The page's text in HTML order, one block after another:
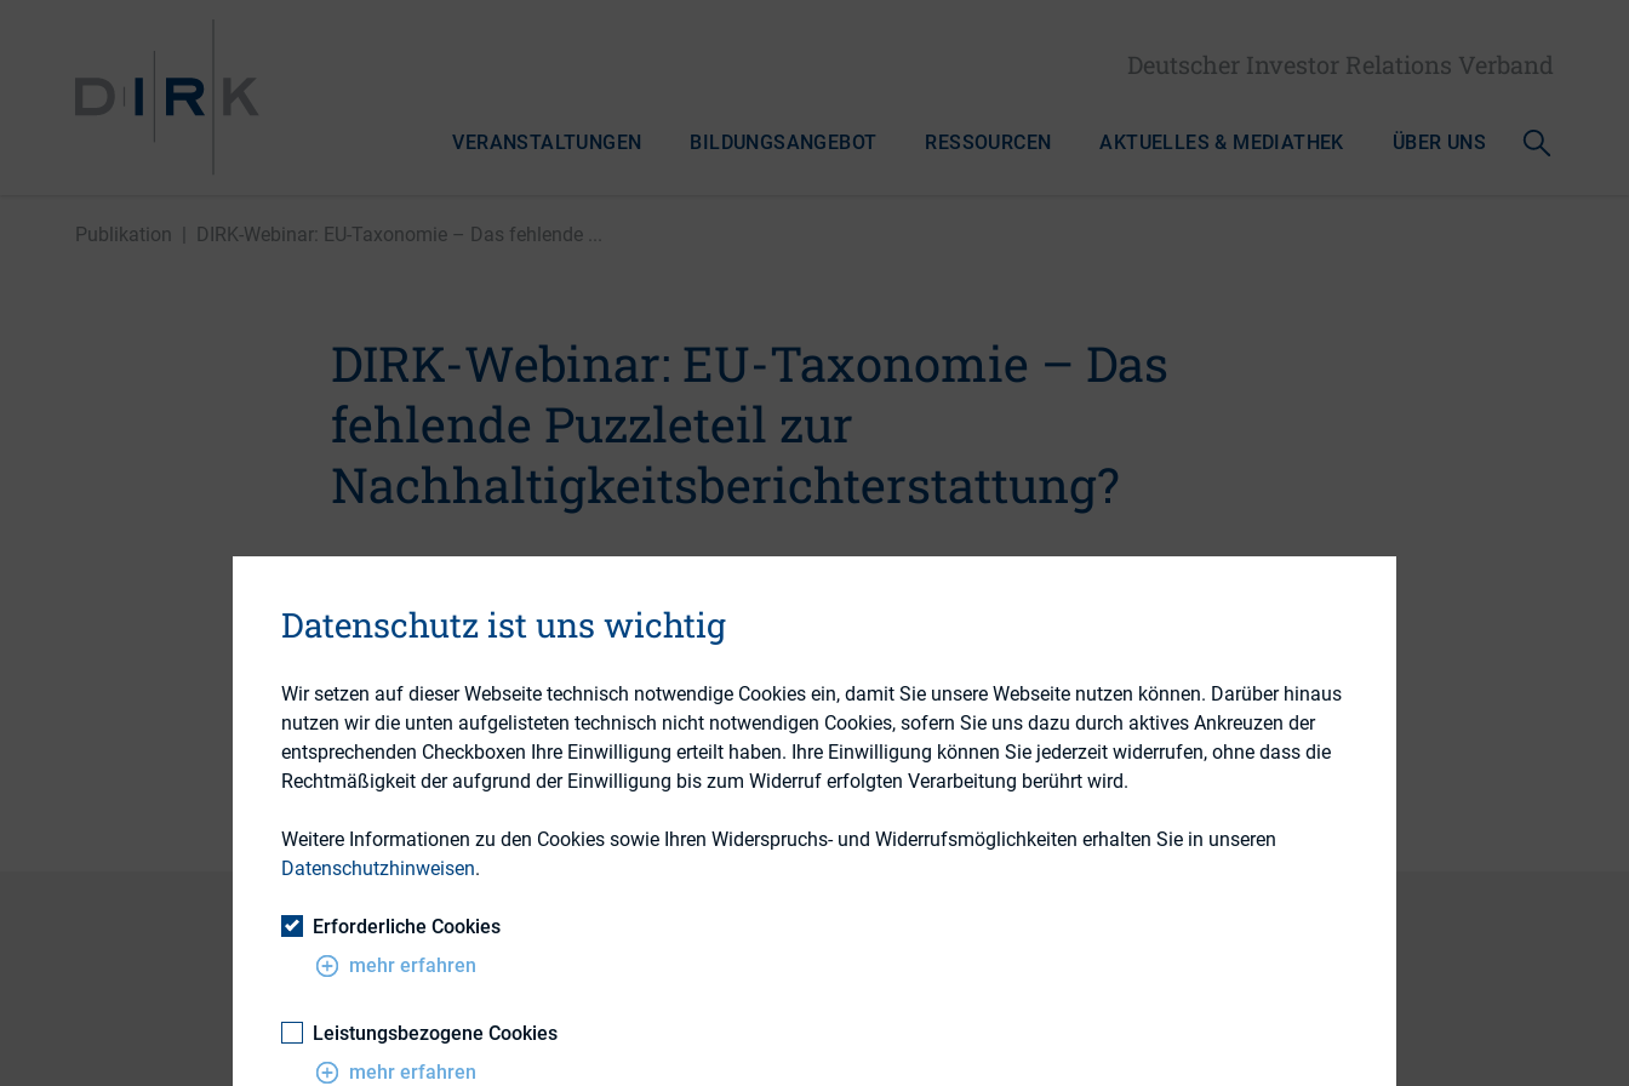
Deutscher Investor Relations Verband
VERANSTALTUNGEN BILDUNGSANGEBOT RESSOURCEN AKTUELLES & MEDIATHEK ÜBER UNS
Publikation DIRK-Webinar: EU-Taxonomie – Das fehlende ...
DIRK-Webinar: EU-Taxonomie – Das
fehlende Puzzleteil zur
Nachhaltigkeitsberichterstattung?
Themengebiete
Berichterstattung, ESG (inkl. Nachhaltigkeit & Governance)
Publikationsform
DIRK-Publikationen
Mit der am 18.06.20 in Kraft getretenen EU-Taxonomie kommen auf Unternehmen sowie
auf Investoren kurzfristig neue Berichtspflichten zu. Prof. Dr. Lopatta und Prof. Dr. Bassen
von der Universität Hamburg geben einen Überblick über die EU-Taxonomie im Kontext
Datenschutz ist uns wichtig
Wir setzen auf dieser Webseite technisch notwendige Cookies ein, damit Sie unsere Webseite nutzen können. Darüber hinaus
nutzen wir die unten aufgelisteten technisch nicht notwendigen Cookies, sofern Sie uns dazu durch aktives Ankreuzen der
entsprechenden Checkboxen Ihre Einwilligung erteilt haben. Ihre Einwilligung können Sie jederzeit widerrufen, ohne dass die
Rechtmäßigkeit der aufgrund der Einwilligung bis zum Widerruf erfolgten Verarbeitung berührt wird.
Weitere Informationen zu den Cookies sowie Ihren Widerspruchs- und Widerrufsmöglichkeiten erhalten Sie in unseren
Datenschutzhinweisen.
Erforderliche Cookies
mehr erfahren
Leistungsbezogene Cookies
mehr erfahren